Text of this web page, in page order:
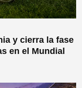
y cierra la fase
en el Mundial